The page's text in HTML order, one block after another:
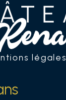
légales